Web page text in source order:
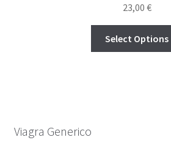
out of 5
23,00 €
Select Options
Viagra Generico